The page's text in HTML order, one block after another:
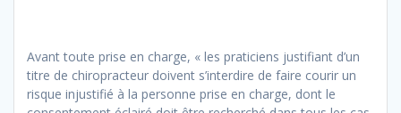
Avant toute prise en charge, « les praticiens justifiant d’un
titre de chiropracteur doivent s’interdire de faire courir un
risque injustifié à la personne prise en charge, dont le